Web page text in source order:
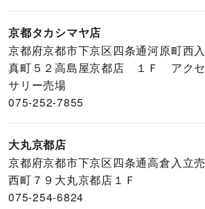
京都タカシマヤ店
京都府京都市下京区四条通河原町西入
真町５２高島屋京都店 １Ｆ アクセ
サリー売場
075-252-7855
大丸京都店
京都府京都市下京区四条通高倉入立売
西町７９大丸京都店１Ｆ
075-254-6824